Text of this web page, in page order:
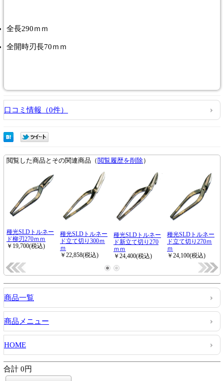
全長290ｍｍ
全開時刃長70ｍｍ
口コミ情報（0件）
商品一覧
商品メニュー
HOME
合計 0円